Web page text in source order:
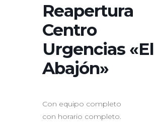
Reapertura
Centro
Urgencias «El
Abajón»
Con equipo completo
con horario completo.